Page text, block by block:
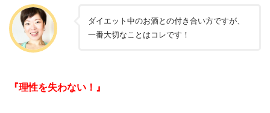
ダイエット中のお酒との付き合い方ですが、
一番大切なことはコレです！
『理性を失わない！』